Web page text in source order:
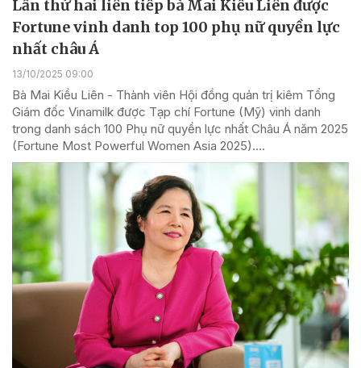
Lần thứ hai liên tiếp bà Mai Kiều Liên được
Fortune vinh danh top 100 phụ nữ quyền lực
nhất châu Á
13/10/2025 09:00
Bà Mai Kiều Liên - Thành viên Hội đồng quản trị kiêm Tổng
Giám đốc Vinamilk được Tạp chí Fortune (Mỹ) vinh danh
trong danh sách 100 Phụ nữ quyền lực nhất Châu Á năm 2025
(Fortune Most Powerful Women Asia 2025)....